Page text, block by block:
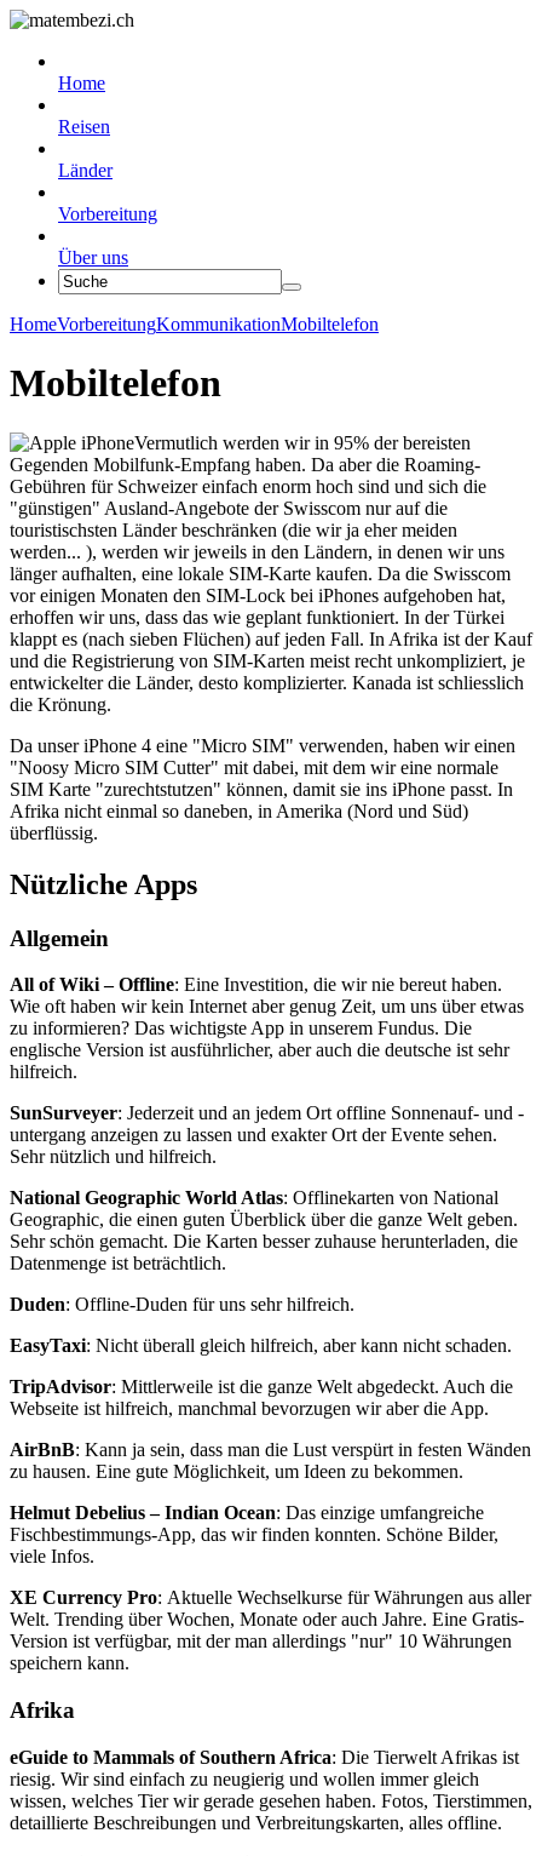
Home
Reisen
Länder
Vorbereitung
Über uns
HomeVorbereitungKommunikationMobiltelefon
Mobiltelefon
Vermutlich werden wir in 95% der bereisten
Gegenden Mobilfunk-Empfang haben. Da aber die Roaming-
Gebühren für Schweizer einfach enorm hoch sind und sich die
"günstigen" Ausland-Angebote der Swisscom nur auf die
touristischsten Länder beschränken (die wir ja eher meiden
werden... ), werden wir jeweils in den Ländern, in denen wir uns
länger aufhalten, eine lokale SIM-Karte kaufen. Da die Swisscom
vor einigen Monaten den SIM-Lock bei iPhones aufgehoben hat,
erhoffen wir uns, dass das wie geplant funktioniert. In der Türkei
klappt es (nach sieben Flüchen) auf jeden Fall. In Afrika ist der Kauf
und die Registrierung von SIM-Karten meist recht unkompliziert, je
entwickelter die Länder, desto komplizierter. Kanada ist schliesslich
die Krönung.
Da unser iPhone 4 eine "Micro SIM" verwenden, haben wir einen
"Noosy Micro SIM Cutter" mit dabei, mit dem wir eine normale
SIM Karte "zurechtstutzen" können, damit sie ins iPhone passt. In
Afrika nicht einmal so daneben, in Amerika (Nord und Süd)
überflüssig.
Nützliche Apps
Allgemein
All of Wiki – Offline: Eine Investition, die wir nie bereut haben.
Wie oft haben wir kein Internet aber genug Zeit, um uns über etwas
zu informieren? Das wichtigste App in unserem Fundus. Die
englische Version ist ausführlicher, aber auch die deutsche ist sehr
hilfreich.
SunSurveyer: Jederzeit und an jedem Ort offline Sonnenauf- und -
untergang anzeigen zu lassen und exakter Ort der Evente sehen.
Sehr nützlich und hilfreich.
National Geographic World Atlas: Offlinekarten von National
Geographic, die einen guten Überblick über die ganze Welt geben.
Sehr schön gemacht. Die Karten besser zuhause herunterladen, die
Datenmenge ist beträchtlich.
Duden: Offline-Duden für uns sehr hilfreich.
EasyTaxi: Nicht überall gleich hilfreich, aber kann nicht schaden.
TripAdvisor: Mittlerweile ist die ganze Welt abgedeckt. Auch die
Webseite ist hilfreich, manchmal bevorzugen wir aber die App.
AirBnB: Kann ja sein, dass man die Lust verspürt in festen Wänden
zu hausen. Eine gute Möglichkeit, um Ideen zu bekommen.
Helmut Debelius – Indian Ocean: Das einzige umfangreiche
Fischbestimmungs-App, das wir finden konnten. Schöne Bilder,
viele Infos.
XE Currency Pro: Aktuelle Wechselkurse für Währungen aus aller
Welt. Trending über Wochen, Monate oder auch Jahre. Eine Gratis-
Version ist verfügbar, mit der man allerdings "nur" 10 Währungen
speichern kann.
Afrika
eGuide to Mammals of Southern Africa: Die Tierwelt Afrikas ist
riesig. Wir sind einfach zu neugierig und wollen immer gleich
wissen, welches Tier wir gerade gesehen haben. Fotos, Tierstimmen,
detaillierte Beschreibungen und Verbreitungskarten, alles offline.